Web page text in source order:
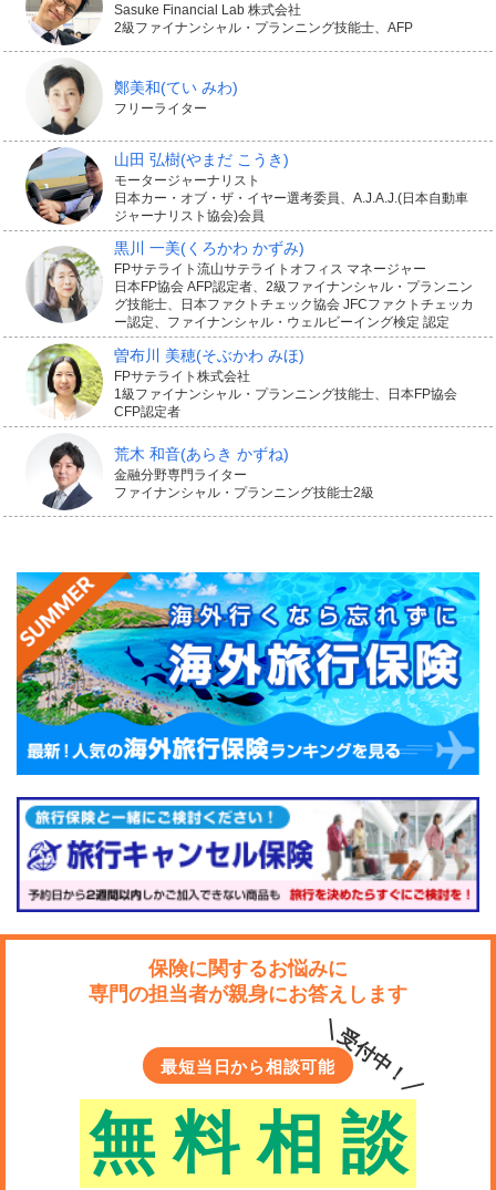
Sasuke Financial Lab 株式会社
2級ファイナンシャル・プランニング技能士、AFP
鄭美和(てい みわ)
フリーライター
山田 弘樹(やまだ こうき)
モータージャーナリスト
日本カー・オブ・ザ・イヤー選考委員、A.J.A.J.(日本自動車
ジャーナリスト協会)会員
黒川 一美(くろかわ かずみ)
FPサテライト流山サテライトオフィス マネージャー
日本FP協会 AFP認定者、2級ファイナンシャル・プランニン
グ技能士、日本ファクトチェック協会 JFCファクトチェッカ
ー認定、ファイナンシャル・ウェルビーイング検定 認定
曽布川 美穂(そぶかわ みほ)
FPサテライト株式会社
1級ファイナンシャル・プランニング技能士、日本FP協会
CFP認定者
荒木 和音(あらき かずね)
金融分野専門ライター
ファイナンシャル・プランニング技能士2級
保険に関するお悩みに
専門の担当者が親身にお答えします
最短当日から相談可能
無 料 相 談
＼受付中！／